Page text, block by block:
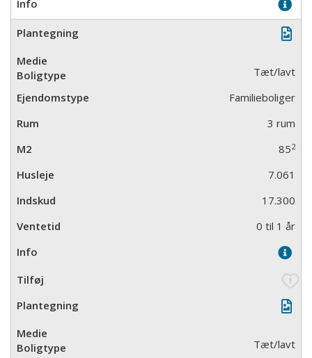
Tæt/lavt
Familieboliger
3 rum
852
7.061
17.300
0 til 1 år
Tæt/lavt